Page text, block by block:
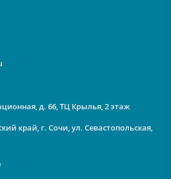
д. 66, ТЦ Крылья, 2 этаж
край, г. Сочи, ул. Севастопольская,